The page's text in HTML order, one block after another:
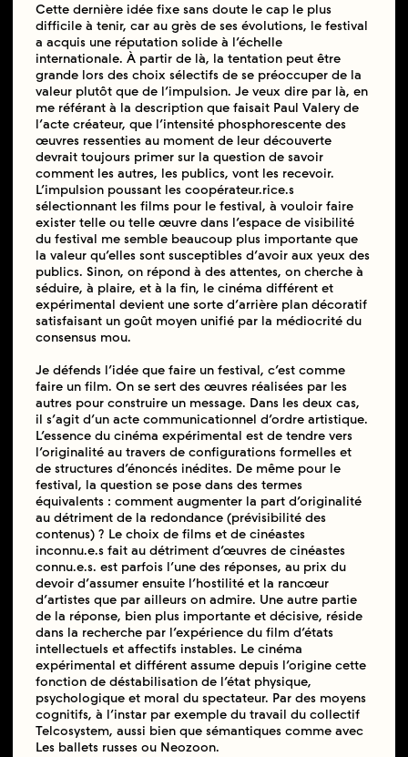
Cette dernière idée fixe sans doute le cap le plus
difficile à tenir, car au grès de ses évolutions, le festival
a acquis une réputation solide à l’échelle
internationale. À partir de là, la tentation peut être
grande lors des choix sélectifs de se préoccuper de la
valeur plutôt que de l’impulsion. Je veux dire par là, en
me référant à la description que faisait Paul Valery de
l’acte créateur, que l’intensité phosphorescente des
œuvres ressenties au moment de leur découverte
devrait toujours primer sur la question de savoir
comment les autres, les publics, vont les recevoir.
L’impulsion poussant les coopérateur.rice.s
sélectionnant les films pour le festival, à vouloir faire
exister telle ou telle œuvre dans l’espace de visibilité
du festival me semble beaucoup plus importante que
la valeur qu’elles sont susceptibles d’avoir aux yeux des
publics. Sinon, on répond à des attentes, on cherche à
séduire, à plaire, et à la fin, le cinéma différent et
expérimental devient une sorte d’arrière plan décoratif
satisfaisant un goût moyen unifié par la médiocrité du
consensus mou.
Je défends l’idée que faire un festival, c’est comme
faire un film. On se sert des œuvres réalisées par les
autres pour construire un message. Dans les deux cas,
il s’agit d’un acte communicationnel d’ordre artistique.
L’essence du cinéma expérimental est de tendre vers
l’originalité au travers de configurations formelles et
de structures d’énoncés inédites. De même pour le
festival, la question se pose dans des termes
équivalents : comment augmenter la part d’originalité
au détriment de la redondance (prévisibilité des
contenus) ? Le choix de films et de cinéastes
inconnu.e.s fait au détriment d’œuvres de cinéastes
connu.e.s. est parfois l’une des réponses, au prix du
devoir d’assumer ensuite l’hostilité et la rancœur
d’artistes que par ailleurs on admire. Une autre partie
de la réponse, bien plus importante et décisive, réside
dans la recherche par l’expérience du film d’états
intellectuels et affectifs instables. Le cinéma
expérimental et différent assume depuis l’origine cette
fonction de déstabilisation de l’état physique,
psychologique et moral du spectateur. Par des moyens
cognitifs, à l’instar par exemple du travail du collectif
Telcosystem, aussi bien que sémantiques comme avec
Les ballets russes ou Neozoon.